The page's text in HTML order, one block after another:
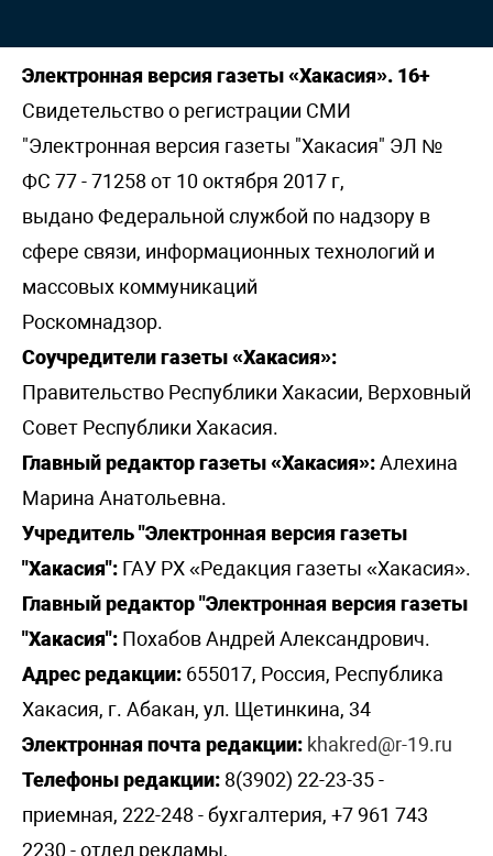
Электронная версия газеты «Хакасия». 16+
Свидетельство о регистрации СМИ
"Электронная версия газеты "Хакасия" ЭЛ №
ФС 77 - 71258 от 10 октября 2017 г,
выдано Федеральной службой по надзору в
сфере связи, информационных технологий и
массовых коммуникаций
Роскомнадзор.
Соучредители газеты «Хакасия»:
Правительство Республики Хакасии, Верховный
Совет Республики Хакасия.
Главный редактор газеты «Хакасия»:Алехина
Марина Анатольевна.
Учредитель "Электронная версия газеты
"Хакасия": ГАУ РХ «Редакция газеты «Хакасия».
Главный редактор "Электронная версия газеты
"Хакасия": Похабов Андрей Александрович.
Адрес редакции: 655017, Россия, Республика
Хакасия, г. Абакан, ул. Щетинкина, 34
Электронная почта редакции: khakred@r-19.ru
Телефоны редакции: 8(3902) 22-23-35 -
приемная, 222-248 - бухгалтерия, +7 961 743
2230 - отдел рекламы,